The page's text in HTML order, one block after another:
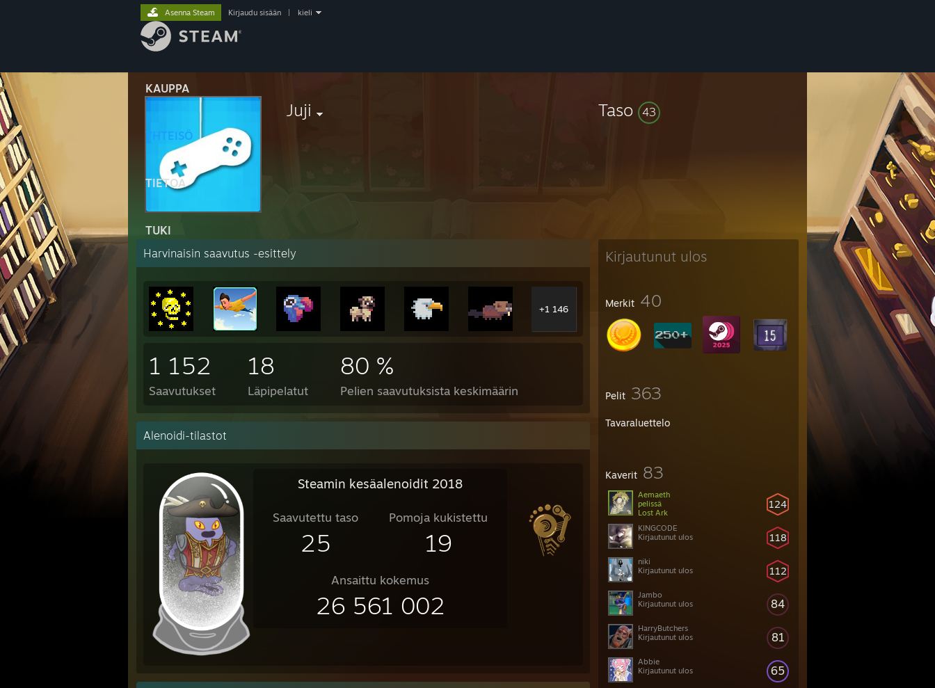
KAUPPA
YHTEISÖ
TIETOA
TUKI
Asenna Steam Kirjaudu sisään kieli
Juji Taso 43
Kirjautunut ulos
Merkit 40
Pelit 363
Tavaraluettelo
Kaverit 83
124
Aemaeth
pelissä
Lost Ark
118
KINGCODE
Kirjautunut ulos
112
niki
Kirjautunut ulos
84
Jambo
Kirjautunut ulos
81
HarryButchers
Kirjautunut ulos
65
Abbie
Kirjautunut ulos
Harvinaisin saavutus -esittely
+1 146
1 152
Saavutukset
18
Läpipelatut
80 %
Pelien saavutuksista keskimäärin
Alenoidi-tilastot
Steamin kesäalenoidit 2018
Saavutettu taso
25
Pomoja kukistettu
19
Ansaittu kokemus
26 561 002